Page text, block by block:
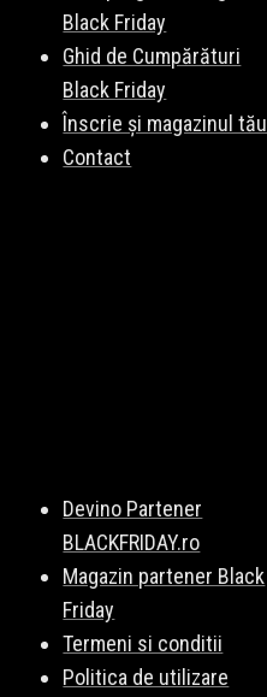
Black Friday
Ghid de Cumpărături
Black Friday
Înscrie și magazinul tău
Contact
Devino Partener
BLACKFRIDAY.ro
Magazin partener Black
Friday
Termeni si conditii
Politica de utilizare